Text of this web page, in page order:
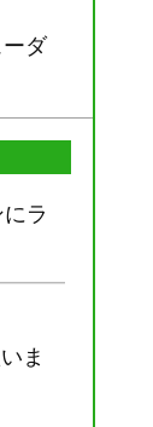
ダ
ラ
ま